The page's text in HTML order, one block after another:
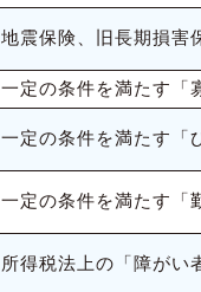
地震保険、旧長期損害
一定の条件を満たす「
一定の条件を満たす「
一定の条件を満たす「
所得税法上の「障がい